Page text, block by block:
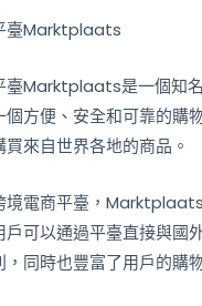
臺Marktplaats
臺Marktplaats是一個知
個方便、安全和可靠的
來自世界各地的商品。
境電商平臺，
戶可以通過平臺直接與國
同時也豐富了用戶的購